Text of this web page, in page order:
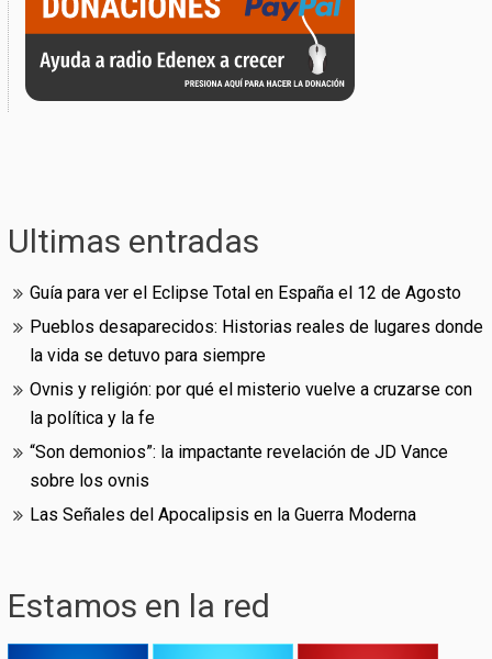
Ultimas entradas
Guía para ver el Eclipse Total en España el 12 de Agosto
Pueblos desaparecidos: Historias reales de lugares donde
la vida se detuvo para siempre
Ovnis y religión: por qué el misterio vuelve a cruzarse con
la política y la fe
“Son demonios”: la impactante revelación de JD Vance
sobre los ovnis
Las Señales del Apocalipsis en la Guerra Moderna
Estamos en la red